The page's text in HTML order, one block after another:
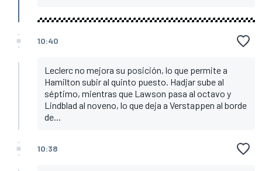
10:40
Leclerc no mejora su posición, lo que permite a
Hamilton subir al quinto puesto. Hadjar sube al
séptimo, mientras que Lawson pasa al octavo y
Lindblad al noveno, lo que deja a Verstappen al borde
de...
10:38